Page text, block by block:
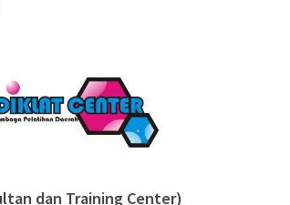
dan Training Center)